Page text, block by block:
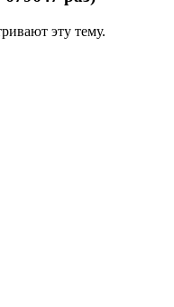
эту тему.